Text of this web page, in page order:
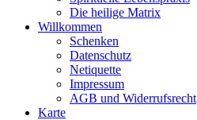
Die heilige Matrix
Willkommen
Schenken
Datenschutz
Netiquette
Impressum
AGB und Widerrufsrecht
Karte